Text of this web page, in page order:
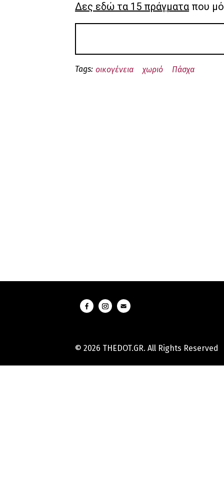
Δες εδώ τα 15 πράγματα που
Tags: οικογένεια χωριό Πάσχα
© 2026 THEDOT.GR. All Rights Reserved